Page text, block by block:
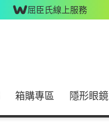
屈臣氏線上服務
箱購專區 隱形眼鏡